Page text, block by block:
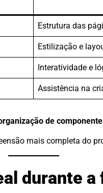
Estrutura das
Estilização e
Interatividade e
Assistência na
de
mais completa do
durante a